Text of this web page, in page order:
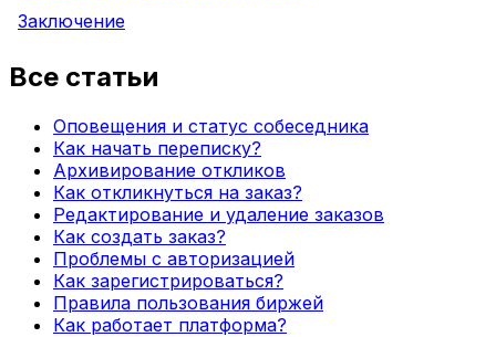
Заключение
Все статьи
Оповещения и статус собеседника
Как начать переписку?
Архивирование откликов
Как откликнуться на заказ?
Редактирование и удаление заказов
Как создать заказ?
Проблемы с авторизацией
Как зарегистрироваться?
Правила пользования биржей
Как работает платформа?